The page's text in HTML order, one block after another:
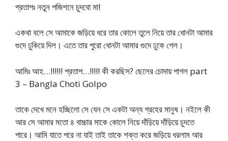
প্রতাপঃ নতুন পজিশনে চুদবো মা!
একথা বলে সে আমাকে জড়িয়ে ধরে তার কোলে তুলে নিয়ে তার ধোনটা আমার
গুদে ঢুকিয়ে দিল। এতে তার পুরো ধোনটা আমার গুদে ঢুকে গেল।
আমিঃ আহ…!!!!!! প্রতাপ…!!!!! কী করছিস? ছেলের চোদায় পাগল part
3 – Bangla Choti Golpo
তাকে দেখে মনে হচ্ছিলো সে যেন সে একটা অন্য গ্রহের মানুষ। নইলে কী
আর সে আমার মতো ৪ বাচ্চার মাকে কোলে নিয়ে দাঁড়িয়ে দাঁড়িয়ে চুদতে
পারে। আমি যাতে পরে না যাই তাই তাকে শক্ত করে জড়িয়ে ধরলাম আর